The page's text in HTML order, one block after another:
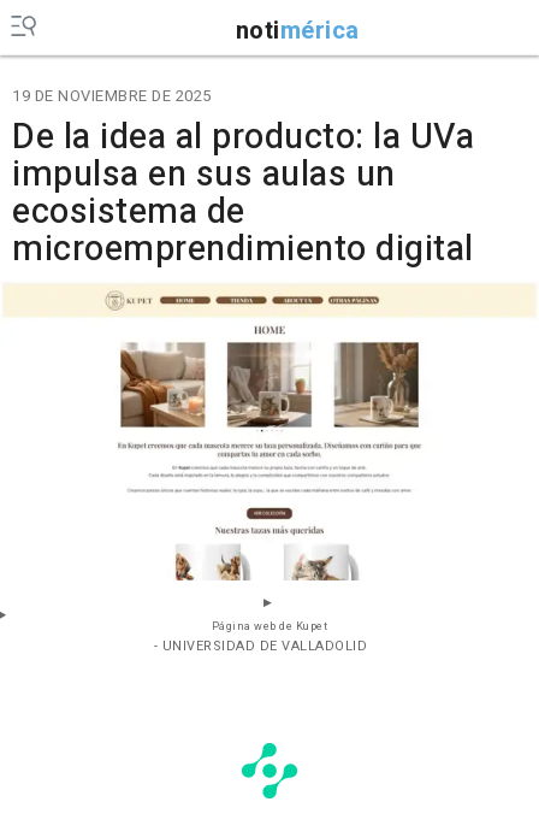
notimérica
19 DE NOVIEMBRE DE 2025
De la idea al producto: la UVa
impulsa en sus aulas un
ecosistema de
microemprendimiento digital
Página web de Kupet
- UNIVERSIDAD DE VALLADOLID